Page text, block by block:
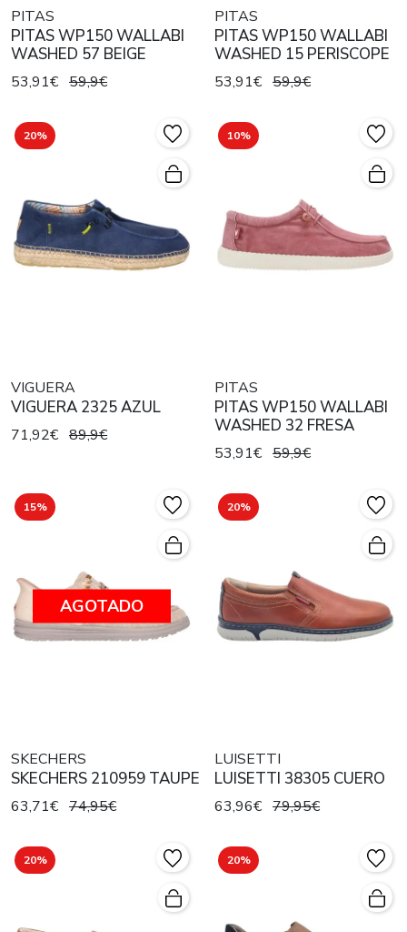
PITAS
PITAS WP150 WALLABI
WASHED 57 BEIGE
53,91€ 59,9€
PITAS
PITAS WP150 WALLABI
WASHED 15 PERISCOPE
53,91€ 59,9€
20%
VIGUERA
VIGUERA 2325 AZUL
71,92€ 89,9€
10%
PITAS
PITAS WP150 WALLABI
WASHED 32 FRESA
53,91€ 59,9€
15%
AGOTADO
SKECHERS
SKECHERS 210959 TAUPE
63,71€ 74,95€
20%
LUISETTI
LUISETTI 38305 CUERO
63,96€ 79,95€
20% 20%